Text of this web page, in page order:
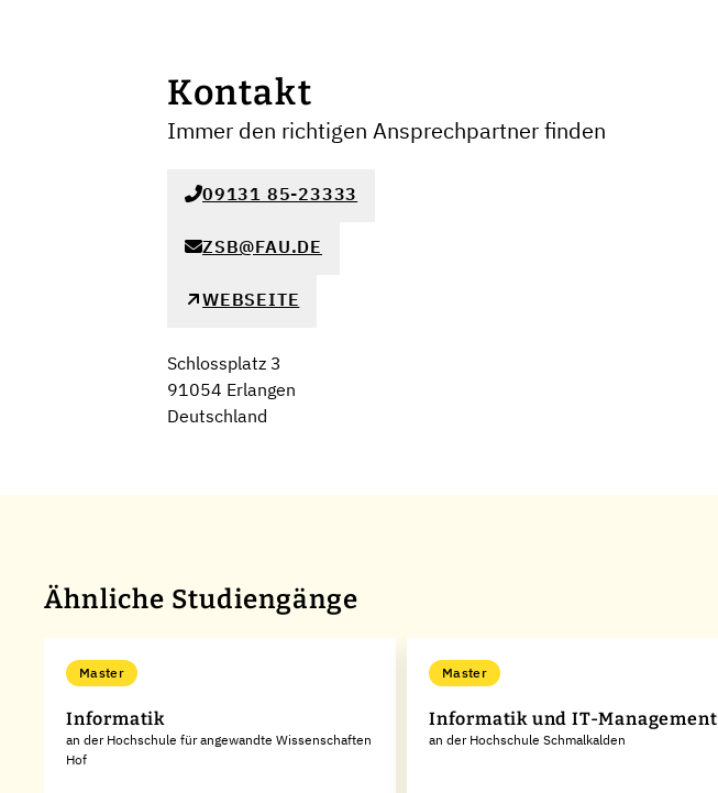
Kontakt
Immer den richtigen Ansprechpartner finden
09131 85-23333
ZSB@FAU.DE
WEBSEITE
Schlossplatz 3
91054 Erlangen
Deutschland
Ähnliche Studiengänge
Master
Informatik
an der Hochschule für angewandte Wissenschaften
Hof
Master
Informatik und IT-Management
an der Hochschule Schmalkalden